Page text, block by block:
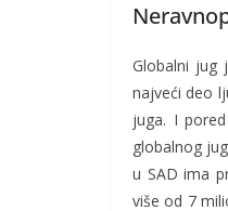
Globalni jug
najveći deo
juga. I
globalnog
u SAD ima
više od 7